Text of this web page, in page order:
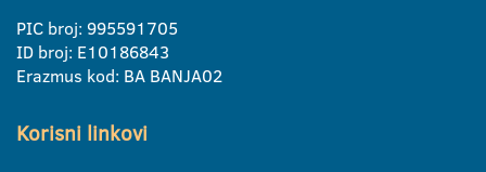
PIC broj: 995591705
ID broj: E10186843
Erazmus kod: BA BANJA02
Korisni linkovi